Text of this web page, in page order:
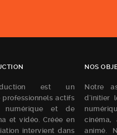
est un
actifs
et de
et vidéo. Créée en
intervient dans
NOS
Notre
d'initier
animé.